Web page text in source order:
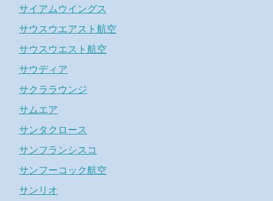
サイアムウイングス
サウスウエアスト航空
サウスウエスト航空
サウディア
サクララウンジ
サムエア
サンタクロース
サンフランシスコ
サンフーコック航空
サンリオ